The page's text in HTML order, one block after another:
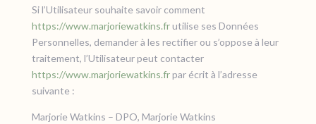
Si l’Utilisateur souhaite savoir comment
https://www.marjoriewatkins.frutilise ses Données
Personnelles, demander à les rectifier ou s’oppose à leur
traitement, l’Utilisateur peut contacter
https://www.marjoriewatkins.frpar écrit à l’adresse
suivante :
Marjorie Watkins – DPO, Marjorie Watkins